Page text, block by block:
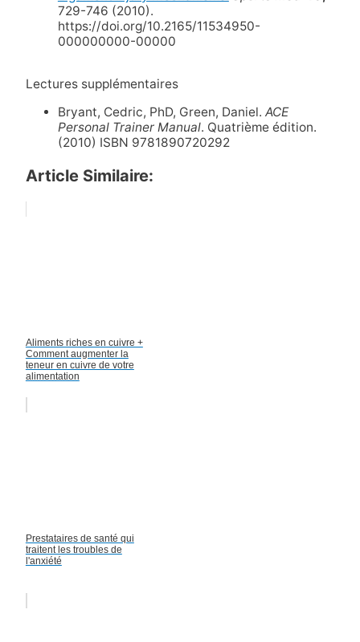
729-746 (2010).
https://doi.org/10.2165/11534950-
000000000-00000
Lectures supplémentaires
Bryant, Cedric, PhD, Green, Daniel. ACE
Personal Trainer Manual. Quatrième édition.
(2010) ISBN 9781890720292
Article Similaire:
Aliments riches en cuivre +
Comment augmenter la
teneur en cuivre de votre
alimentation
Prestataires de santé qui
traitent les troubles de
l'anxiété